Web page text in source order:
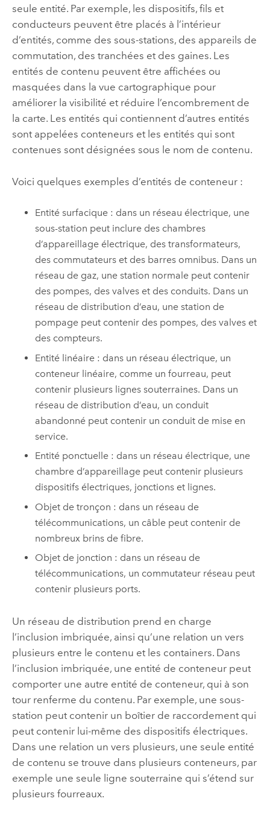
seule entité. Par exemple, les dispositifs, fils et
conducteurs peuvent être placés à l’intérieur
d’entités, comme des sous-stations, des appareils de
commutation, des tranchées et des gaines. Les
entités de contenu peuvent être affichées ou
masquées dans la vue cartographique pour
améliorer la visibilité et réduire l’encombrement de
la carte. Les entités qui contiennent d’autres entités
sont appelées conteneurs et les entités qui sont
contenues sont désignées sous le nom de contenu.
Voici quelques exemples d’entités de conteneur :
Entité surfacique : dans un réseau électrique, une
sous-station peut inclure des chambres
d’appareillage électrique, des transformateurs,
des commutateurs et des barres omnibus. Dans un
réseau de gaz, une station normale peut contenir
des pompes, des valves et des conduits. Dans un
réseau de distribution d’eau, une station de
pompage peut contenir des pompes, des valves et
des compteurs.
Entité linéaire : dans un réseau électrique, un
conteneur linéaire, comme un fourreau, peut
contenir plusieurs lignes souterraines. Dans un
réseau de distribution d’eau, un conduit
abandonné peut contenir un conduit de mise en
service.
Entité ponctuelle : dans un réseau électrique, une
chambre d’appareillage peut contenir plusieurs
dispositifs électriques, jonctions et lignes.
Objet de tronçon : dans un réseau de
télécommunications, un câble peut contenir de
nombreux brins de fibre.
Objet de jonction : dans un réseau de
télécommunications, un commutateur réseau peut
contenir plusieurs ports.
Un réseau de distribution prend en charge
l’inclusion imbriquée, ainsi qu’une relation un vers
plusieurs entre le contenu et les containers. Dans
l’inclusion imbriquée, une entité de conteneur peut
comporter une autre entité de conteneur, qui à son
tour renferme du contenu. Par exemple, une sous-
station peut contenir un boîtier de raccordement qui
peut contenir lui-même des dispositifs électriques.
Dans une relation un vers plusieurs, une seule entité
de contenu se trouve dans plusieurs conteneurs, par
exemple une seule ligne souterraine qui s’étend sur
plusieurs fourreaux.